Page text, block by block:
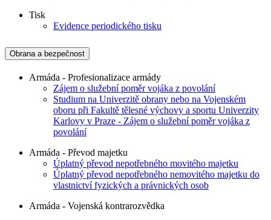
Tisk
Evidence periodického tisku
Obrana a bezpečnost
Armáda - Profesionalizace armády
Zájem o služební poměr vojáka z povolání
Studium na Univerzitě obrany nebo na Vojenském
oboru při Fakultě tělesné výchovy a sportu Univerzity
Karlovy v Praze - Zájem o služební poměr vojáka z
povolání
Armáda - Převod majetku
Úplatný převod nepotřebného movitého majetku
Úplatný převod nepotřebného nemovitého majetku do
vlastnictví fyzických a právnických osob
Armáda - Vojenská kontrarozvědka